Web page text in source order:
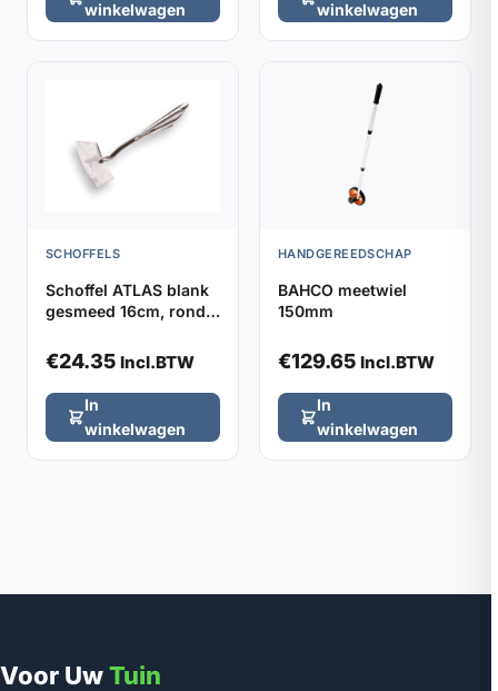
winkelwagen
winkelwagen
SCHOFFELS
Schoffel ATLAS blank
gesmeed 16cm, rond
€24.35 Incl.BTW
In
winkelwagen
HANDGEREEDSCHAP
BAHCO meetwiel
150mm
€129.65 Incl.BTW
In
winkelwagen
Voor UwTuin